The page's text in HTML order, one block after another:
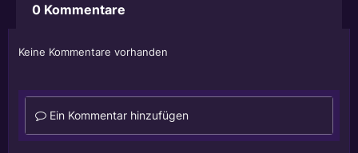
0 Kommentare
Keine Kommentare vorhanden
Ein Kommentar hinzufügen